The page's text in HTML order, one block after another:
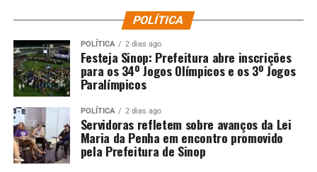
POLÍTICA
POLÍTICA 2 dias ago
Festeja Sinop: Prefeitura abre inscrições
para os 34º Jogos Olímpicos e os 3º Jogos
Paralímpicos
POLÍTICA 2 dias ago
Servidoras refletem sobre avanços da Lei
Maria da Penha em encontro promovido
pela Prefeitura de Sinop